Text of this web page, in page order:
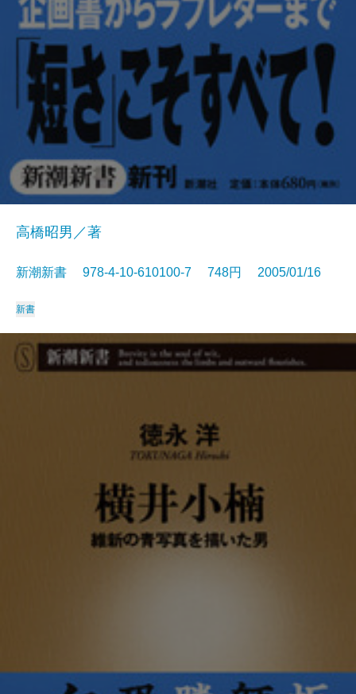
高橋昭男／著
新潮新書 978-4-10-610100-7 748円 2005/01/16
新書